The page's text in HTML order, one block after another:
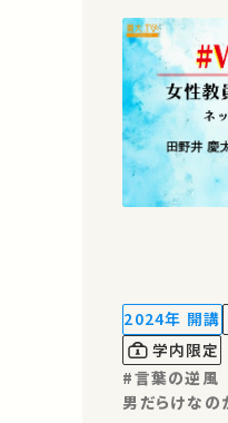
2024年 開講
学内限定
#言葉の逆風
男だらけなの